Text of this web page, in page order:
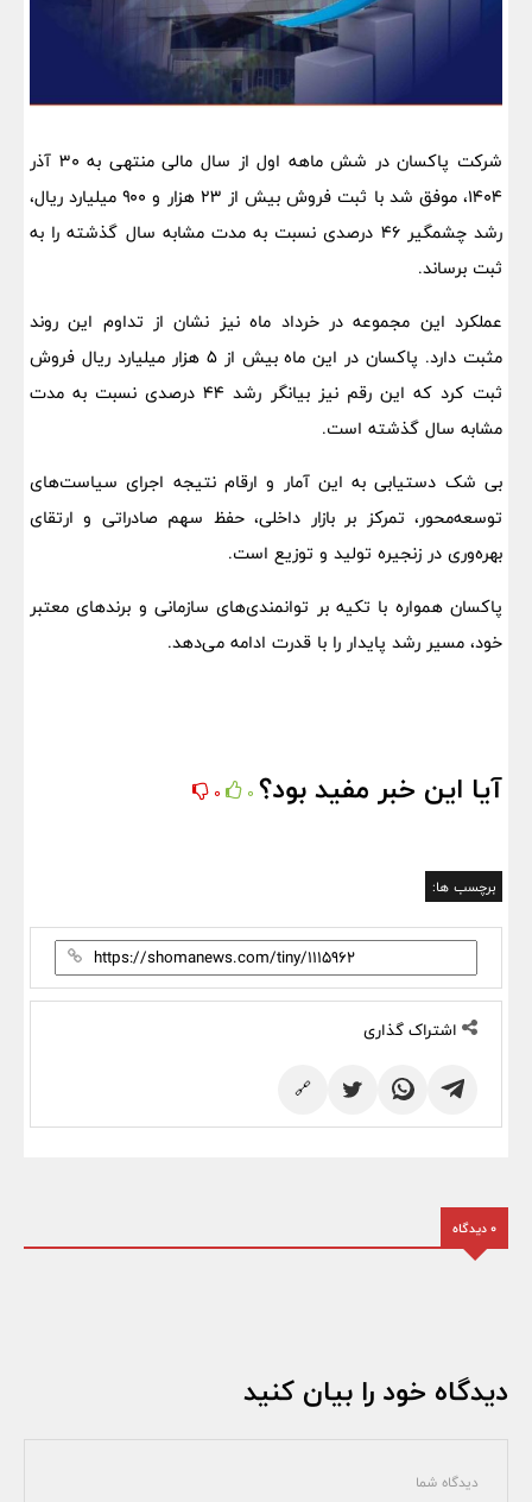
شرکت پاکسان در شش ماهه اول از سال مالی منتهی به ۳۰ آذر
۱۴۰۴، موفق شد با ثبت فروش بیش از ۲۳ هزار و ۹۰۰ میلیارد ریال،
رشد چشمگیر ۴۶ درصدی نسبت به مدت مشابه سال گذشته را به
ثبت برساند.
عملکرد این مجموعه در خرداد ماه نیز نشان از تداوم این روند
مثبت دارد. پاکسان در این ماه بیش از ۵ هزار میلیارد ریال فروش
ثبت کرد که این رقم نیز بیانگر رشد ۴۴ درصدی نسبت به مدت
مشابه سال گذشته است.
بی شک دستیابی به این آمار و ارقام نتیجه اجرای سیاست‌های
توسعه‌محور، تمرکز بر بازار داخلی، حفظ سهم صادراتی و ارتقای
بهره‌وری در زنجیره تولید و توزیع است.
پاکسان همواره با تکیه بر توانمندی‌های سازمانی و برندهای معتبر
خود، مسیر رشد پایدار را با قدرت ادامه می‌دهد.
آیا این خبر مفید بود؟ 0
0
برچسب ها:
اشتراک گذاری
🔗
0 دیدگاه
دیدگاه خود را بیان کنید